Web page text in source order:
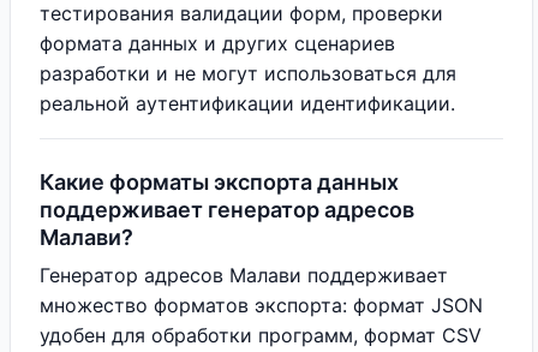
тестирования валидации форм, проверки
формата данных и других сценариев
разработки и не могут использоваться для
реальной аутентификации идентификации.
Какие форматы экспорта данных
поддерживает генератор адресов
Малави?
Генератор адресов Малави поддерживает
множество форматов экспорта: формат JSON
удобен для обработки программ, формат CSV